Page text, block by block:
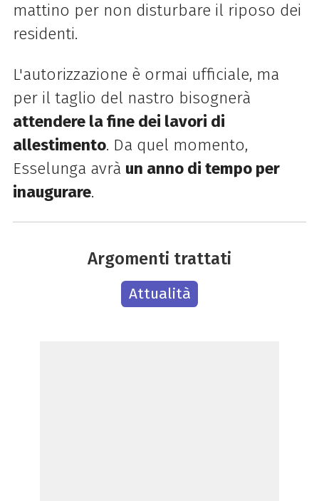
mattino per non disturbare il riposo dei
residenti.
L'autorizzazione è ormai ufficiale, ma
per il taglio del nastro bisognerà
attendere la fine dei lavori di
allestimento. Da quel momento,
Esselunga avrà un anno di tempo per
inaugurare.
Argomenti trattati
Attualità